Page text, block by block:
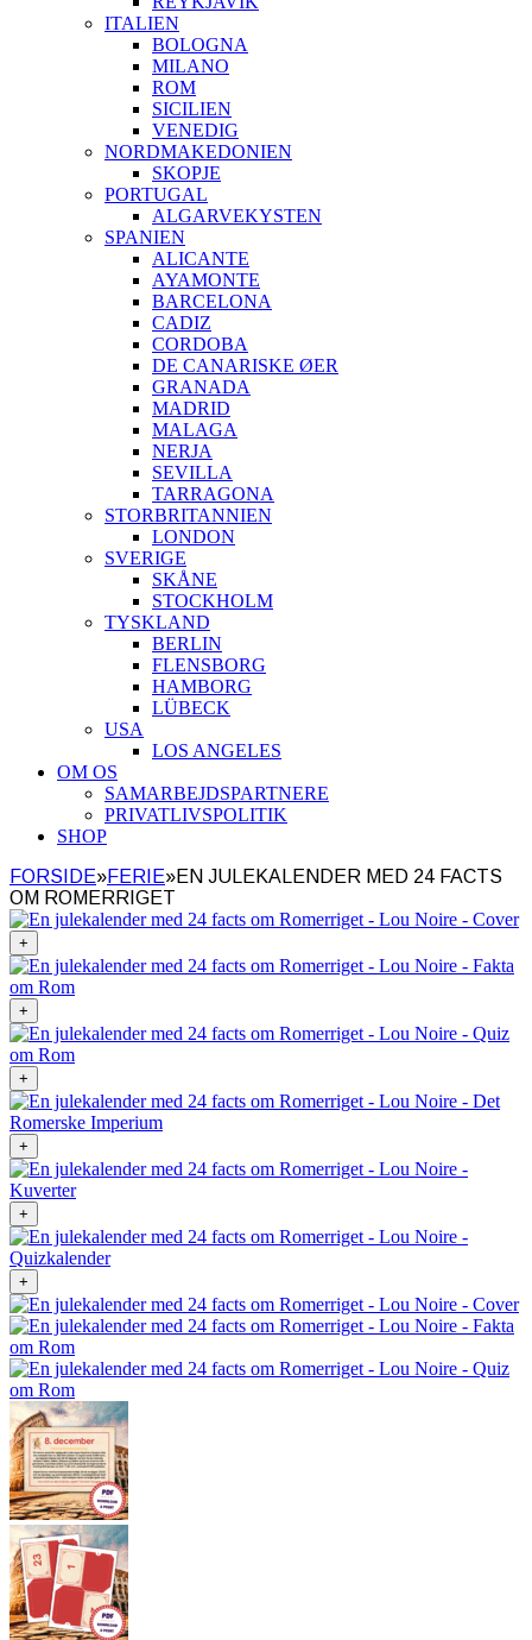
ITALIEN
BOLOGNA
MILANO
ROM
SICILIEN
VENEDIG
NORDMAKEDONIEN
SKOPJE
PORTUGAL
ALGARVEKYSTEN
SPANIEN
ALICANTE
AYAMONTE
BARCELONA
CADIZ
CORDOBA
DE CANARISKE ØER
GRANADA
MADRID
MALAGA
NERJA
SEVILLA
TARRAGONA
STORBRITANNIEN
LONDON
SVERIGE
SKÅNE
STOCKHOLM
TYSKLAND
BERLIN
FLENSBORG
HAMBORG
LÜBECK
USA
LOS ANGELES
OM OS
SAMARBEJDSPARTNERE
PRIVATLIVSPOLITIK
SHOP
FORSIDE»FERIE»EN JULEKALENDER MED 24 FACTS
OM ROMERRIGET
+
+
+
+
+
+